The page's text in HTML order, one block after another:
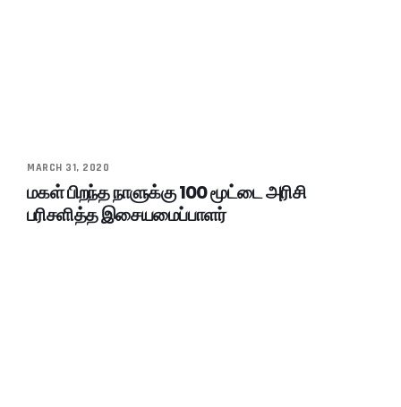
MARCH 31, 2020
மகள் பிறந்த நாளுக்கு 100 மூட்டை அரிசி
பரிசளித்த இசையமைப்பாளர்